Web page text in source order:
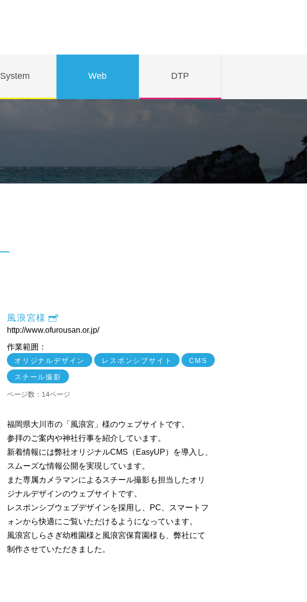
System Web DTP
風浪宮様
http://www.ofurousan.or.jp/
作業範囲：
オリジナルデザイン レスポンシブサイト CMS
スチール撮影
ページ数：14ページ
福岡県大川市の「風浪宮」様のウェブサイトです。
参拝のご案内や神社行事を紹介しています。
新着情報には弊社オリジナルCMS（EasyUP）を導入し、
スムーズな情報公開を実現しています。
また専属カメラマンによるスチール撮影も担当したオリ
ジナルデザインのウェブサイトです。
レスポンシブウェブデザインを採用し、PC、スマートフ
ォンから快適にご覧いただけるようになっています。
風浪宮しらさぎ幼稚園様と風浪宮保育園様も、弊社にて
制作させていただきました。